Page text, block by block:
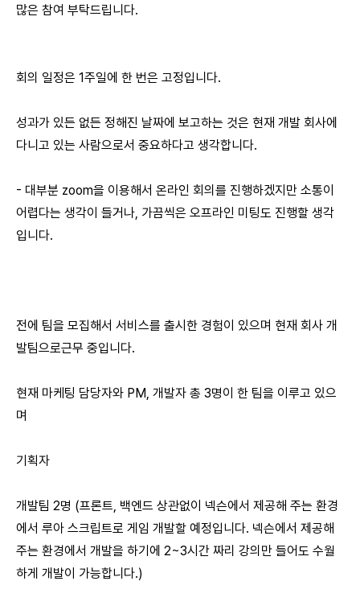
많은 참여 부탁드립니다.
회의 일정은 1주일에 한 번은 고정입니다.
성과가 있든 없든 정해진 날짜에 보고하는 것은 현재 개발 회사에
다니고 있는 사람으로서 중요하다고 생각합니다.
- 대부분 zoom을 이용해서 온라인 회의를 진행하겠지만 소통이
어렵다는 생각이 들거나, 가끔씩은 오프라인 미팅도 진행할 생각
입니다.
전에 팀을 모집해서 서비스를 출시한 경험이 있으며 현재 회사 개
발팀으로근무 중입니다.
현재 마케팅 담당자와 PM, 개발자 총 3명이 한 팀을 이루고 있으
며
기획자
개발팀 2명 (프론트, 백엔드 상관없이 넥슨에서 제공해 주는 환경
에서 루아 스크립트로 게임 개발할 예정입니다. 넥슨에서 제공해
주는 환경에서 개발을 하기에 2~3시간 짜리 강의만 들어도 수월
하게 개발이 가능합니다.)